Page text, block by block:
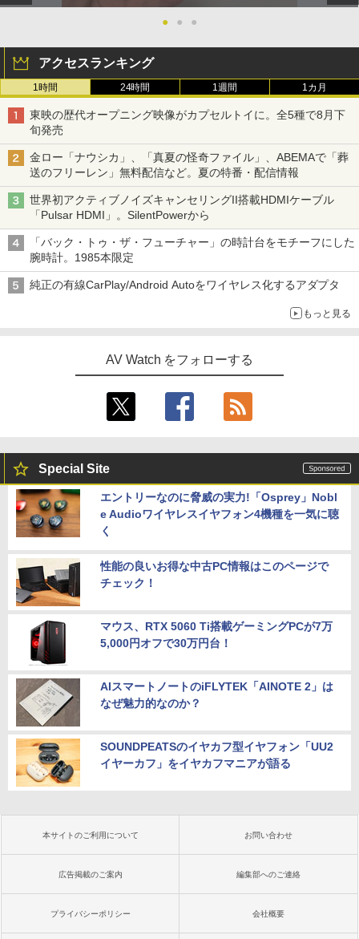
● ● ●
アクセスランキング
1時間 24時間 1週間 1カ月
東映の歴代オープニング映像がカプセルトイに。全5種で8月下
旬発売
金ロー「ナウシカ」、「真夏の怪奇ファイル」、ABEMAで「葬
送のフリーレン」無料配信など。夏の特番・配信情報
世界初アクティブノイズキャンセリングII搭載HDMIケーブル
「Pulsar HDMI」。SilentPowerから
「バック・トゥ・ザ・フューチャー」の時計台をモチーフにした
腕時計。1985本限定
純正の有線CarPlay/Android Autoをワイヤレス化するアダプタ
もっと見る
AV Watch をフォローする
Special Site
エントリーなのに脅威の実力!「Osprey」Nobl
e Audioワイヤレスイヤフォン4機種を一気に聴
く
性能の良いお得な中古PC情報はこのページで
チェック！
マウス、RTX 5060 Ti搭載ゲーミングPCが7万
5,000円オフで30万円台！
AIスマートノートのiFLYTEK「AINOTE 2」は
なぜ魅力的なのか？
SOUNDPEATSのイヤカフ型イヤフォン「UU2
イヤーカフ」をイヤカフマニアが語る
本サイトのご利用について お問い合わせ
広告掲載のご案内 編集部へのご連絡
プライバシーポリシー 会社概要